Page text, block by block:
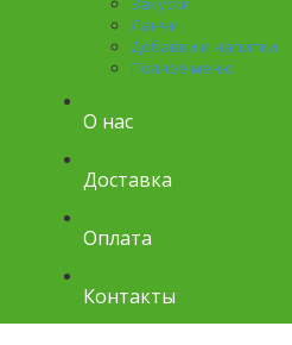
Ланчи
Добавки и напитки
Полное меню
О нас
Доставка
Оплата
Контакты